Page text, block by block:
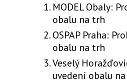
MODEL Obaly:
obalu na trh
OSPAP Praha:
obalu na trh
Veselý
uvedení obalu